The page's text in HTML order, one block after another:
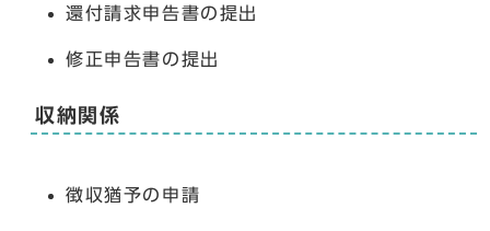
還付請求申告書の提出
修正申告書の提出
収納関係
徴収猶予の申請